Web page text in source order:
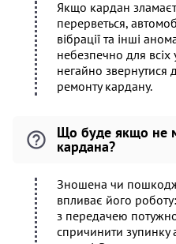
Якщо кардан
перерветься,
вібрації та інші
небезпечно для всіх
негайно звернутися
ремонту кардану.
Що буде якщо не
кардана?
Зношена чи
впливає його
з передачею
спричинити зупинку